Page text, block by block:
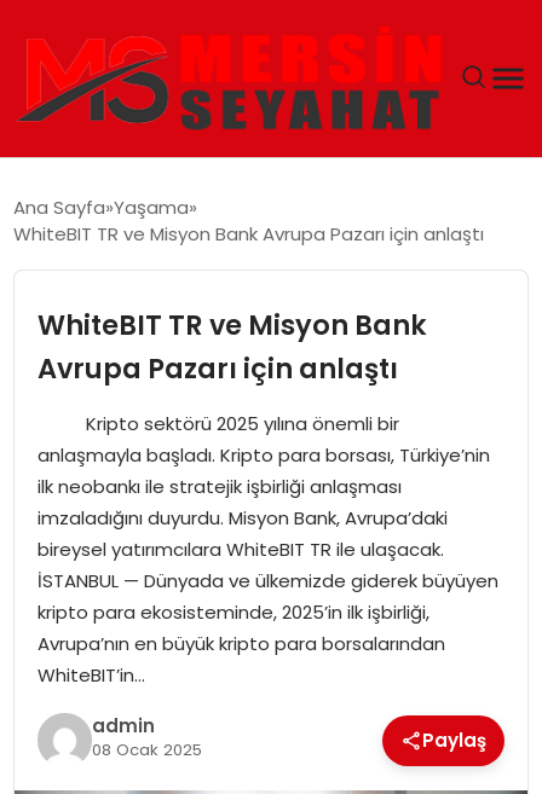
EĞITIM
TEKNOLOJI
GÜNCEL
Ana Sayfa Yaşama
WhiteBIT TR ve Misyon Bank Avrupa Pazarı için anlaştı
WhiteBIT TR ve Misyon Bank
Avrupa Pazarı için anlaştı
Kripto sektörü 2025 yılına önemli bir
anlaşmayla başladı. Kripto para borsası, Türkiye’nin
ilk neobankı ile stratejik işbirliği anlaşması
imzaladığını duyurdu. Misyon Bank, Avrupa’daki
bireysel yatırımcılara WhiteBIT TR ile ulaşacak.
İSTANBUL — Dünyada ve ülkemizde giderek büyüyen
kripto para ekosisteminde, 2025’in ilk işbirliği,
Avrupa’nın en büyük kripto para borsalarından
WhiteBIT’in…
admin
08 Ocak 2025 Paylaş